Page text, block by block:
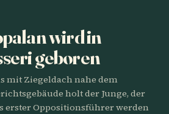
wird in
geboren
mit Ziegeldach nahe dem
holt der Junge, der
erster Oppositionsführer werden